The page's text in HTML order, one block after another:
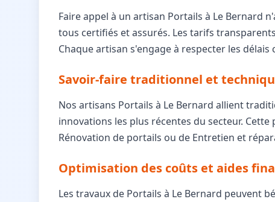
Faire appel à un artisan Portails à Le Bernard
tous certifiés et assurés. Les tarifs
Chaque artisan s'engage à respecter les
Savoir-faire traditionnel et
Nos artisans Portails à Le Bernard allient
innovations les plus récentes du secteur.
Rénovation de portails ou de Entretien et
Optimisation des coûts et aides
Les travaux de Portails à Le Bernard peuvent